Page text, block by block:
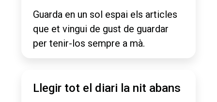
Guarda en un sol espai els articles
que et vingui de gust de guardar
per tenir-los sempre a mà.
Llegir tot el diari la nit abans